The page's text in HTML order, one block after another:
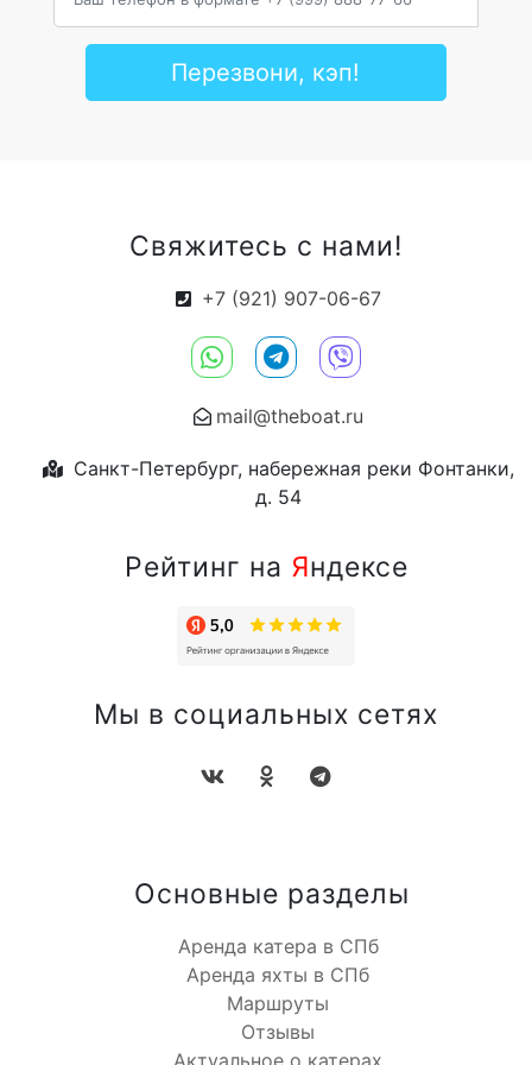
Перезвони, кэп!
Свяжитесь с нами!
+7 (921) 907-06-67
mail@theboat.ru
Санкт-Петербург, набережная реки Фонтанки,
д. 54
Рейтинг на Яндексе
Мы в социальных сетях
Основные разделы
Аренда катера в СПб
Аренда яхты в СПб
Маршруты
Отзывы
Актуальное о катерах